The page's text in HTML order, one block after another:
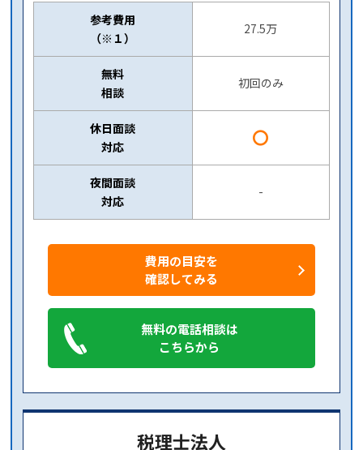
参考費用
（※１）
27.5万
無料
相談
初回のみ
休日面談
対応
〇
夜間面談
対応
-
費用の目安を
確認してみる
無料の電話相談は
こちらから
税理士法人